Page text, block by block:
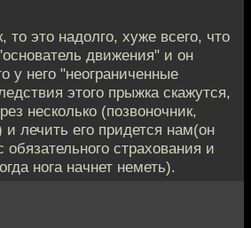
то это надолго, хуже всего, что
движения" и он
у него "неограниченные
этого прыжка скажутся,
несколько (позвоночник,
и лечить его придется нам(он
страхования и
нога начнет неметь).